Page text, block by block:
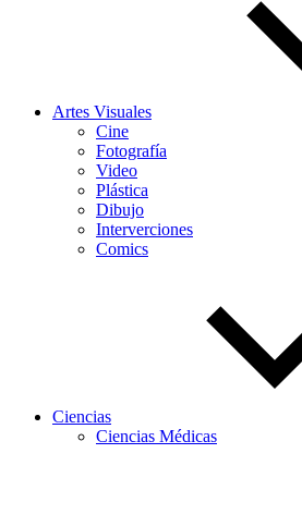
Artes Visuales
Cine
Fotografía
Video
Plástica
Dibujo
Interverciones
Comics
Ciencias
Ciencias Médicas